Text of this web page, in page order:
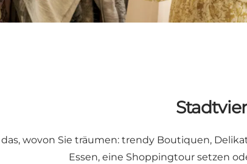
wovon Sie träumen: trendy Boutiquen,
Essen, eine Shoppingtour setzen